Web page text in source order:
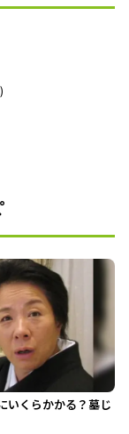
いくらかかる？墓じ